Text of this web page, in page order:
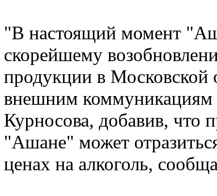
"В настоящий момент
скорейшему
продукции в Московской
внешним
Курносова, добавив, что
"Ашане" может
ценах на алкоголь,